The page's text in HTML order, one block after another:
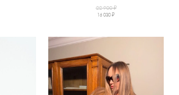
22 900 ₽
16 030 ₽